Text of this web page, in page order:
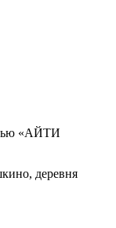
«АЙТИ
деревня